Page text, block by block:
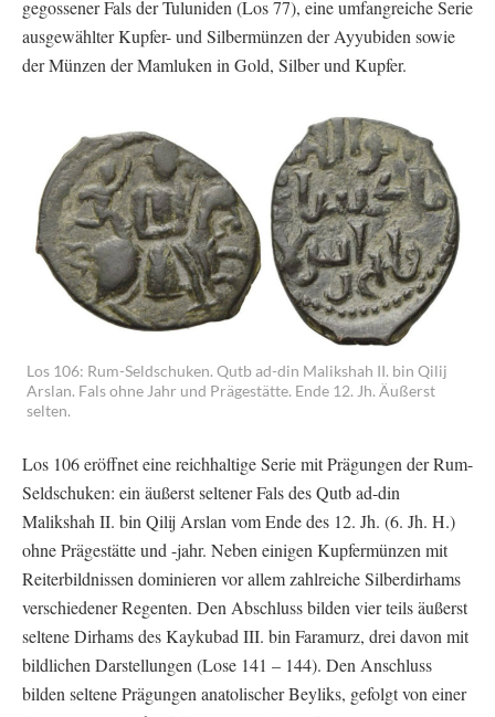
gegossener Fals der Tuluniden (Los 77), eine umfangreiche Serie
ausgewählter Kupfer- und Silbermünzen der Ayyubiden sowie
der Münzen der Mamluken in Gold, Silber und Kupfer.
Los 106: Rum-Seldschuken. Qutb ad-din Malikshah II. bin Qilij
Arslan. Fals ohne Jahr und Prägestätte. Ende 12. Jh. Äußerst
selten.
Los 106 eröffnet eine reichhaltige Serie mit Prägungen der Rum-
Seldschuken: ein äußerst seltener Fals des Qutb ad-din
Malikshah II. bin Qilij Arslan vom Ende des 12. Jh. (6. Jh. H.)
ohne Prägestätte und -jahr. Neben einigen Kupfermünzen mit
Reiterbildnissen dominieren vor allem zahlreiche Silberdirhams
verschiedener Regenten. Den Abschluss bilden vier teils äußerst
seltene Dirhams des Kaykubad III. bin Faramurz, drei davon mit
bildlichen Darstellungen (Lose 141 – 144). Den Anschluss
bilden seltene Prägungen anatolischer Beyliks, gefolgt von einer